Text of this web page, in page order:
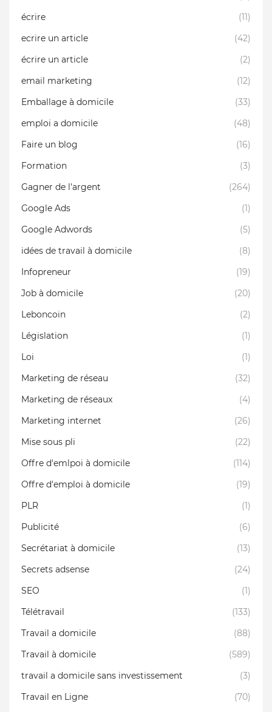
écrire
(11)
ecrire un article
(42)
écrire un article
(2)
email marketing
(12)
Emballage à domicile
(33)
emploi a domicile
(48)
Faire un blog
(16)
Formation
(3)
Gagner de l'argent
(264)
Google Ads
(1)
Google Adwords
(5)
idées de travail à domicile
(8)
Infopreneur
(19)
Job à domicile
(20)
Leboncoin
(2)
Législation
(1)
Loi
(1)
Marketing de réseau
(32)
Marketing de réseaux
(4)
Marketing internet
(26)
Mise sous pli
(22)
Offre d'emlpoi à domicile
(114)
Offre d'emploi à domicile
(19)
PLR
(1)
Publicité
(6)
Secrétariat à domicile
(13)
Secrets adsense
(24)
SEO
(1)
Télétravail
(133)
Travail a domicile
(88)
Travail à domicile
(589)
travail a domicile sans investissement
(3)
Travail en Ligne
(70)